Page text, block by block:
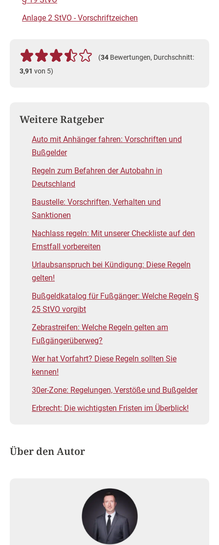
Anlage 2 StVO - Vorschriftzeichen
(34 Bewertungen, Durchschnitt:
3,91 von 5)
Weitere Ratgeber
Auto mit Anhänger fahren: Vorschriften und
Bußgelder
Regeln zum Befahren der Autobahn in
Deutschland
Baustelle: Vorschriften, Verhalten und
Sanktionen
Nachlass regeln: Mit unserer Checkliste auf den
Ernstfall vorbereiten
Urlaubsanspruch bei Kündigung: Diese Regeln
gelten!
Bußgeldkatalog für Fußgänger: Welche Regeln §
25 StVO vorgibt
Zebrastreifen: Welche Regeln gelten am
Fußgängerüberweg?
Wer hat Vorfahrt? Diese Regeln sollten Sie
kennen!
30er-Zone: Regelungen, Verstöße und Bußgelder
Erbrecht: Die wichtigsten Fristen im Überblick!
Über den Autor